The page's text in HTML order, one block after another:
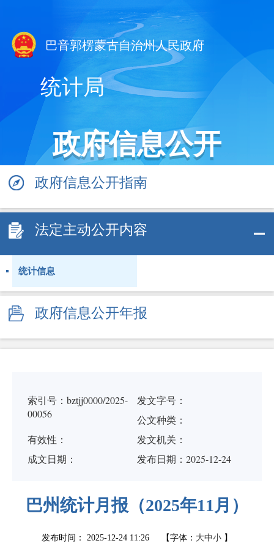
巴音郭楞蒙古自治州人民政府
统计局
政府信息公开
政府信息公开指南
法定主动公开内容
统计信息
政府信息公开年报
索引号：bztjj0000/2025-
00056
发文字号：
公文种类：
有效性：
发文机关：
成文日期：
发布日期：2025-12-24
巴州统计月报（2025年11月）
发布时间： 2025-12-24 11:26 【字体： 大中小 】